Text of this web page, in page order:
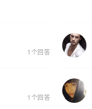
1个回答
1个回答